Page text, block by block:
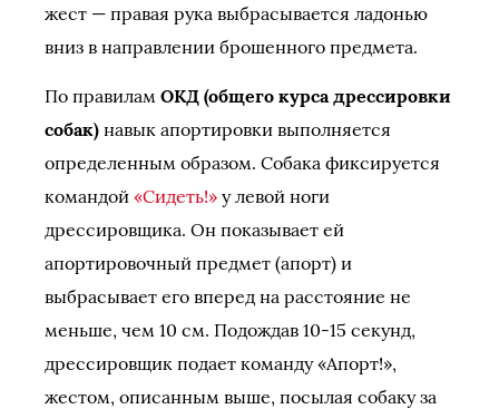
жест — правая рука выбрасывается ладонью
вниз в направлении брошенного предмета.
По правилам ОКД (общего курса дрессировки
собак) навык апортировки выполняется
определенным образом. Собака фиксируется
командой «Сидеть!» у левой ноги
дрессировщика. Он показывает ей
апортировочный предмет (апорт) и
выбрасывает его вперед на расстояние не
меньше, чем 10 см. Подождав 10-15 секунд,
дрессировщик подает команду «Апорт!»,
жестом, описанным выше, посылая собаку за